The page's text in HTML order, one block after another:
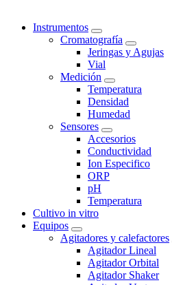
Instrumentos
Cromatografía
Jeringas y Agujas
Vial
Medición
Temperatura
Densidad
Humedad
Sensores
Accesorios
Conductividad
Ion Especifico
ORP
pH
Temperatura
Cultivo in vitro
Equipos
Agitadores y calefactores
Agitador Lineal
Agitador Orbital
Agitador Shaker